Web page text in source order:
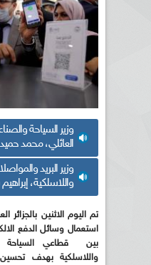
وزير السياحة
العائلي، محمد
وزير البريد
واللاسلكية، إبراهيم
تم اليوم الاثنين بالجزائر
استعمال وسائل الدفع
بين
قطاعي السياحة
واللاسلكية بهدف